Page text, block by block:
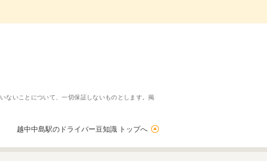
ないことについて、一切保証しないものとします。掲
越中中島駅のドライバー豆知識 トップへ